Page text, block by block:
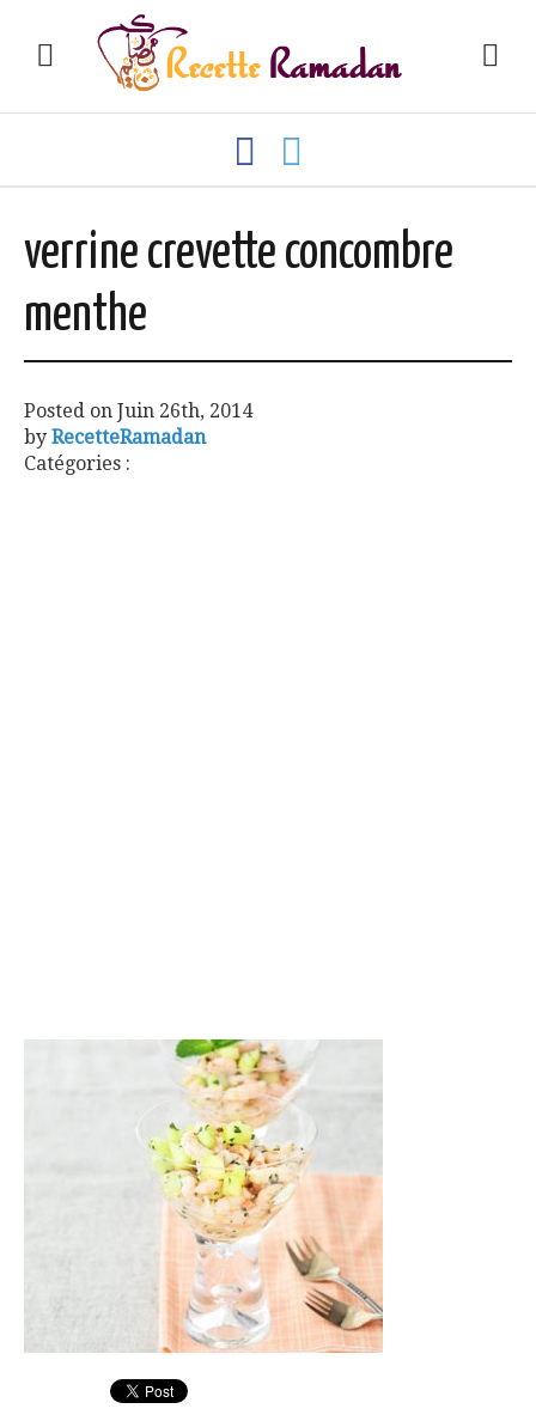
verrine crevette concombre
menthe
Posted on Juin 26th, 2014
by RecetteRamadan
Catégories :